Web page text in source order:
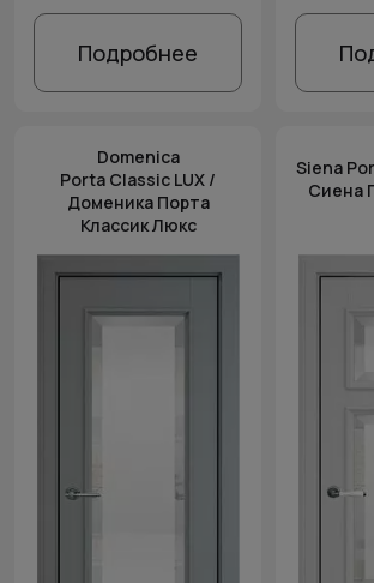
Подробнее
Domenica
Porta Classic LUX /
Доменика Порта
Классик Люкс
Siena
Сиена